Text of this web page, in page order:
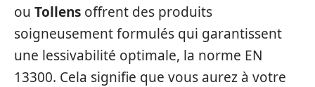
ou Tollens offrent des produits
soigneusement formulés qui garantissent
une lessivabilité optimale, la norme EN
13300. Cela signifie que vous aurez à votre